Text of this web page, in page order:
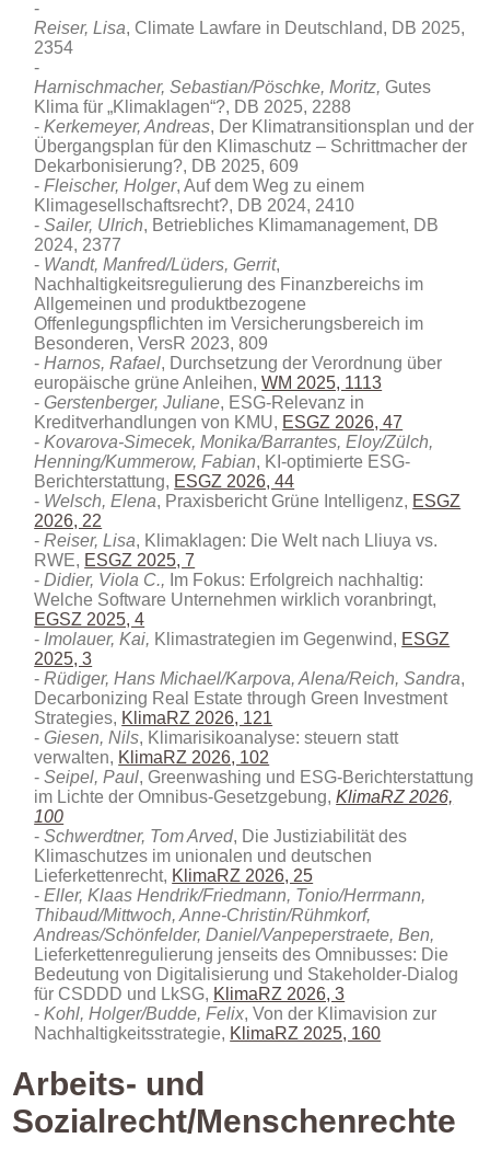
Reiser, Lisa, Climate Lawfare in Deutschland, DB 2025,
2354
Harnischmacher, Sebastian/Pöschke, Moritz, Gutes
Klima für „Klimaklagen“?, DB 2025, 2288
Kerkemeyer, Andreas, Der Klimatransitionsplan und der
Übergangsplan für den Klimaschutz – Schrittmacher der
Dekarbonisierung?, DB 2025, 609
Fleischer, Holger, Auf dem Weg zu einem
Klimagesellschaftsrecht?, DB 2024, 2410
Sailer, Ulrich, Betriebliches Klimamanagement, DB
2024, 2377
Wandt, Manfred/Lüders, Gerrit,
Nachhaltigkeitsregulierung des Finanzbereichs im
Allgemeinen und produktbezogene
Offenlegungspflichten im Versicherungsbereich im
Besonderen, VersR 2023, 809
Harnos, Rafael, Durchsetzung der Verordnung über
europäische grüne Anleihen,WM 2025, 1113
Gerstenberger, Juliane, ESG-Relevanz in
Kreditverhandlungen von KMU, ESGZ 2026, 47
Kovarova-Simecek, Monika/Barrantes, Eloy/Zülch,
Henning/Kummerow, Fabian, KI-optimierte ESG-
Berichterstattung, ESGZ 2026, 44
Welsch, Elena, Praxisbericht Grüne Intelligenz, ESGZ
2026, 22
Reiser, Lisa, Klimaklagen: Die Welt nach Lliuya vs.
RWE, ESGZ 2025, 7
Didier, Viola C., Im Fokus: Erfolgreich nachhaltig:
Welche Software Unternehmen wirklich voranbringt,
EGSZ 2025, 4
Imolauer, Kai, Klimastrategien im Gegenwind, ESGZ
2025, 3
Rüdiger, Hans Michael/Karpova, Alena/Reich, Sandra,
Decarbonizing Real Estate through Green Investment
Strategies, KlimaRZ 2026, 121
Giesen, Nils, Klimarisikoanalyse: steuern statt
verwalten, KlimaRZ 2026, 102
Seipel, Paul, Greenwashing und ESG-Berichterstattung
im Lichte der Omnibus-Gesetzgebung,KlimaRZ 2026,
100
Schwerdtner, Tom Arved, Die Justiziabilität des
Klimaschutzes im unionalen und deutschen
Lieferkettenrecht, KlimaRZ 2026, 25
Eller, Klaas Hendrik/Friedmann, Tonio/Herrmann,
Thibaud/Mittwoch, Anne-Christin/Rühmkorf,
Andreas/Schönfelder, Daniel/Vanpeperstraete, Ben,
Lieferkettenregulierung jenseits des Omnibusses: Die
Bedeutung von Digitalisierung und Stakeholder-Dialog
für CSDDD und LkSG, KlimaRZ 2026, 3
Kohl, Holger/Budde, Felix, Von der Klimavision zur
Nachhaltigkeitsstrategie, KlimaRZ 2025, 160
Arbeits- und
Sozialrecht/Menschenrechte